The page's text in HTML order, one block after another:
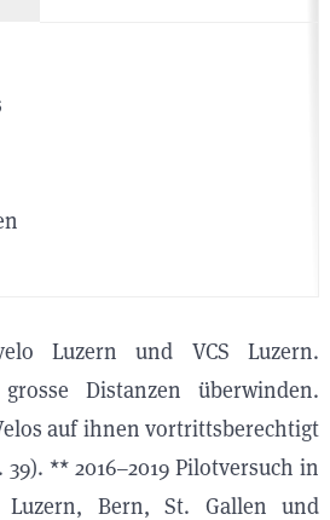
Luzern und VCS Luzern.
Distanzen überwinden.
auf ihnen vortrittsberechtigt
39). ** 2016–2019 Pilotversuch in
Luzern, Bern, St. Gallen und